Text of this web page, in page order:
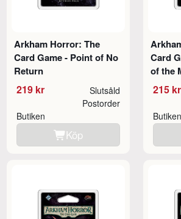
Arkham Horror: The
Card Game - Point of No
Return
219 kr Slutsåld
Butiken
Postorder
Köp
Card
of the
215 kr
Butiken